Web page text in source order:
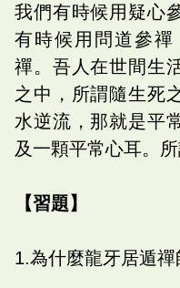
我們有時候用疑心
有時候用問道參
禪。吾人在世間生
之中，所謂隨生死
水逆流，那就是平
及一顆平常心耳。
【習題】
1.為什麼龍牙居遁禪